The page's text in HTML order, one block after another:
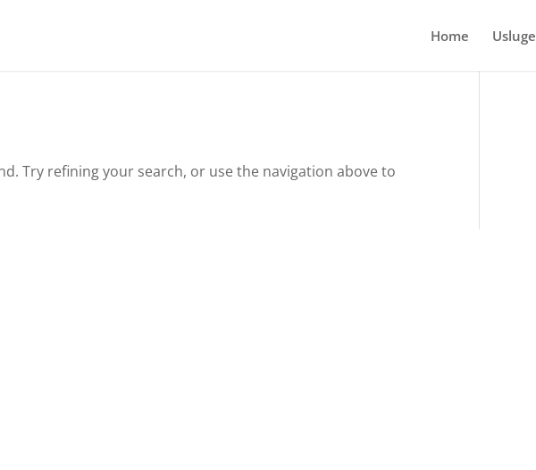
Home Usluge
Try refining your search, or use the navigation above to